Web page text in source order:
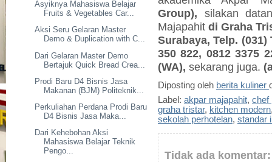
Asyiknya Mahasiswa Belajar
Fruits & Vegetables Car...
Aksi Seru Gelaran Master
Demo & Duplication with C...
Dari Gelaran Master Demo
Bertajuk Quick Bread Crea...
Prodi Baru D4 Bisnis Jasa
Makanan (BJM) Politeknik...
Perkuliahan Perdana Prodi Baru
D4 Bisnis Jasa Maka...
Dari Kehebohan Aksi
Mahasiswa Belajar Teknik
Pengo...
Group), silakan
Majapahitdi Graha
Surabaya, Telp. (031)
350 822, 0812 3375
(WA), sekarang juga.
Diposting oleh berita kuliner
Label: akpar majapahit, chef
graha tristar, kitchen modern
sekolah perhotelan, standar
Tidak ada komentar: